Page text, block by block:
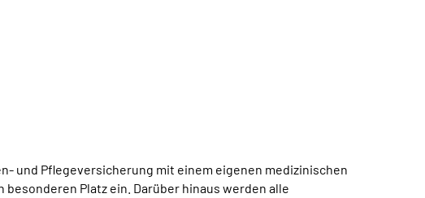
und Pflegeversicherung mit einem eigenen medizinischen
Platz ein. Darüber hinaus werden alle